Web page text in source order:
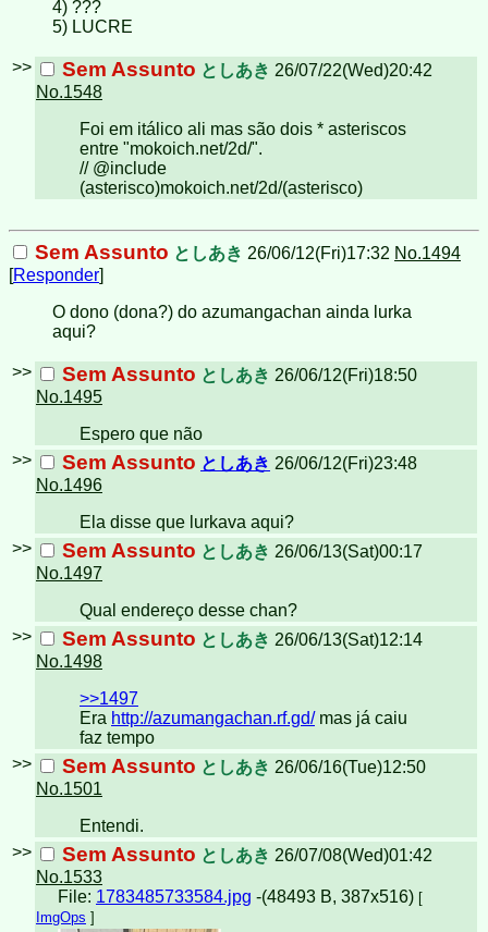
4) ???
5) LUCRE
>> Sem Assunto としあき 26/07/22(Wed)20:42
No.1548
Foi em itálico ali mas são dois * asteriscos
entre "mokoich.net/2d/".
// @include
(asterisco)mokoich.net/2d/(asterisco)
Sem Assunto としあき 26/06/12(Fri)17:32 No.1494
[Responder]
O dono (dona?) do azumangachan ainda lurka
aqui?
>> Sem Assunto としあき 26/06/12(Fri)18:50
No.1495
Espero que não
>>
Sem Assunto としあき 26/06/12(Fri)23:48
No.1496
Ela disse que lurkava aqui?
>>
Sem Assunto としあき 26/06/13(Sat)00:17
No.1497
Qual endereço desse chan?
>>
Sem Assunto としあき 26/06/13(Sat)12:14
No.1498
>>1497
Era http://azumangachan.rf.gd/mas já caiu
faz tempo
>>
Sem Assunto としあき 26/06/16(Tue)12:50
No.1501
Entendi.
>>
Sem Assunto としあき 26/07/08(Wed)01:42
No.1533
File: 1783485733584.jpg -(48493 B, 387x516) [
ImgOps ]